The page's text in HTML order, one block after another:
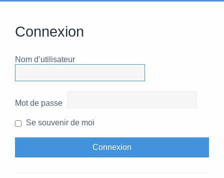
Connexion
Nom d’utilisateur
Mot de passe
Se souvenir de moi